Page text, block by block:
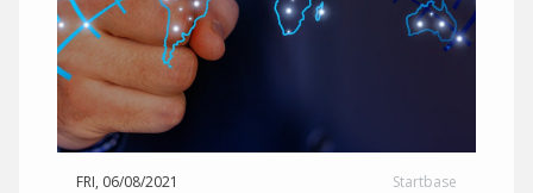
FRI, 06/08/2021 Startbase